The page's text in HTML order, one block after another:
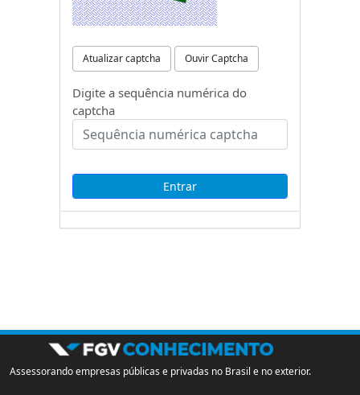
Atualizar captcha Ouvir Captcha
Digite a sequência numérica do
captcha
Assessorando empresas públicas e privadas no Brasil e no exterior.